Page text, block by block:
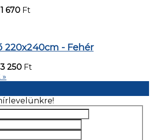
1 670 Ft
220x240cm - Fehér
3 250 Ft